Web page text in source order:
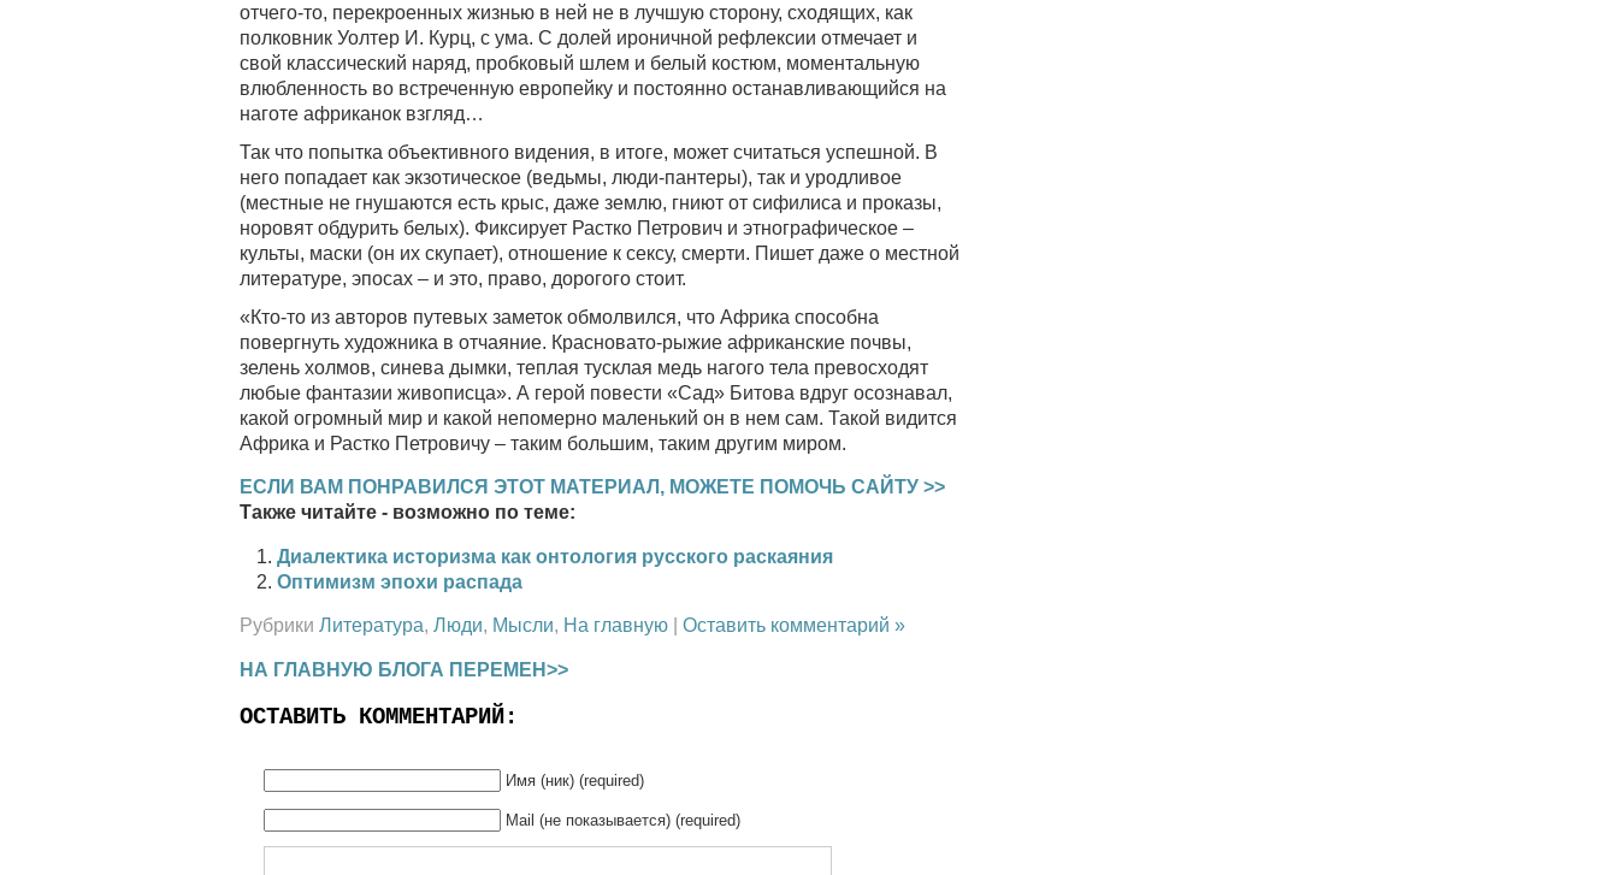
отчего-то, перекроенных жизнью в ней не в лучшую сторону, сходящих, как
полковник Уолтер И. Курц, с ума. С долей ироничной рефлексии отмечает и
свой классический наряд, пробковый шлем и белый костюм, моментальную
влюбленность во встреченную европейку и постоянно останавливающийся на
наготе африканок взгляд…
Так что попытка объективного видения, в итоге, может считаться успешной. В
него попадает как экзотическое (ведьмы, люди-пантеры), так и уродливое
(местные не гнушаются есть крыс, даже землю, гниют от сифилиса и проказы,
норовят обдурить белых). Фиксирует Растко Петрович и этнографическое –
культы, маски (он их скупает), отношение к сексу, смерти. Пишет даже о местной
литературе, эпосах – и это, право, дорогого стоит.
«Кто-то из авторов путевых заметок обмолвился, что Африка способна
повергнуть художника в отчаяние. Красновато-рыжие африканские почвы,
зелень холмов, синева дымки, теплая тусклая медь нагого тела превосходят
любые фантазии живописца». А герой повести «Сад» Битова вдруг осознавал,
какой огромный мир и какой непомерно маленький он в нем сам. Такой видится
Африка и Растко Петровичу – таким большим, таким другим миром.
ЕСЛИ ВАМ ПОНРАВИЛСЯ ЭТОТ МАТЕРИАЛ, МОЖЕТЕ ПОМОЧЬ САЙТУ >>
Также читайте - возможно по теме:
Диалектика историзма как онтология русского раскаяния
Оптимизм эпохи распада
Рубрики Литература, Люди, Мысли, На главную Оставить комментарий »
НА ГЛАВНУЮ БЛОГА ПЕРЕМЕН>>
ОСТАВИТЬ КОММЕНТАРИЙ:
Имя (ник) (required)
Mail (не показывается) (required)